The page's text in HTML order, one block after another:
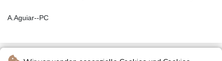
A.Aguiar--PC